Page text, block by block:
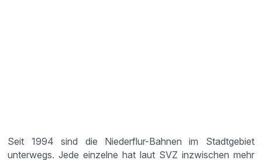
Seit 1994 sind die Niederflur-Bahnen im Stadtgebiet
unterwegs. Jede einzelne hat laut SVZ inzwischen mehr